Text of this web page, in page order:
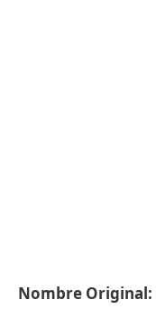
Nombre Original: